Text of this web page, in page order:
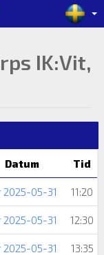
IK:Vit,
Datum Tid
2025-05-31 11:20
2025-05-31 12:30
2025-05-31 13:35